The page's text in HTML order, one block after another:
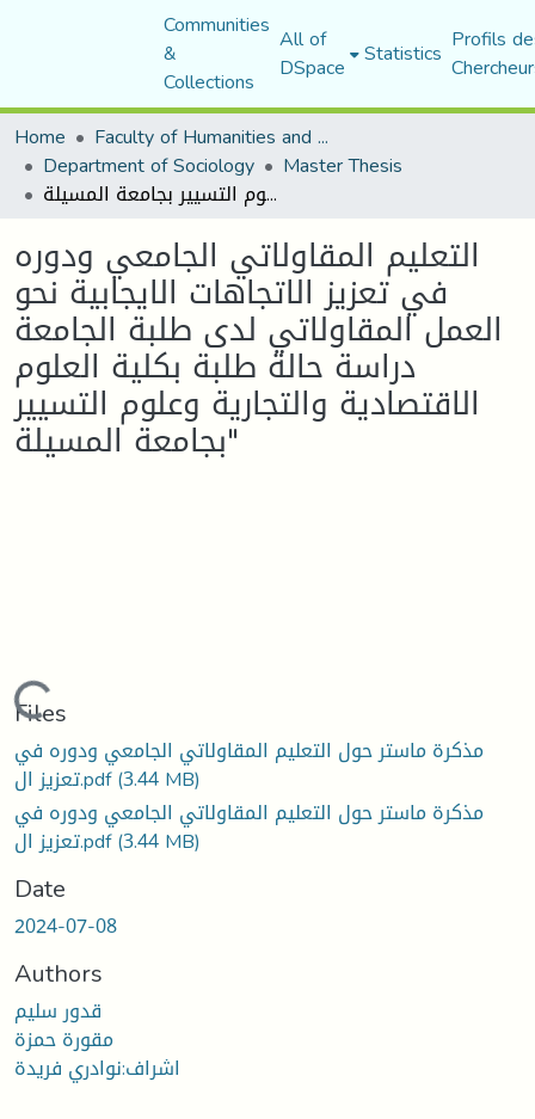
Communities
&
Collections
All of
DSpace Statistics Profils
Home
Faculty of Humanities and Social Sciences
Department of Sociology Master Thesis
التعليم المقاولاتي الجامعي ودوره في تعزيز الاتجاهات الايجابية نحو العمل المقاولاتي لدى طلبة الجامعة دراسة حالة طلبة بكلية العلوم الاقتصادية والتجارية وعلوم التسيير بجامعة المسيلة"
التعليم المقاولاتي الجامعي ودوره
في تعزيز الاتجاهات الايجابية نحو
العمل المقاولاتي لدى طلبة الجامعة
دراسة حالة طلبة بكلية العلوم
الاقتصادية والتجارية وعلوم التسيير
بجامعة المسيلة"
Loading...
Files
مذكرة ماستر حول التعليم المقاولاتي الجامعي ودوره في
تعزيز ال.pdf(3.44 MB)
مذكرة ماستر حول التعليم المقاولاتي الجامعي ودوره في
تعزيز ال.pdf(3.44 MB)
Date
2024-07-08
Authors
قدور سليم
مقورة حمزة
اشراف:نوادري فريدة